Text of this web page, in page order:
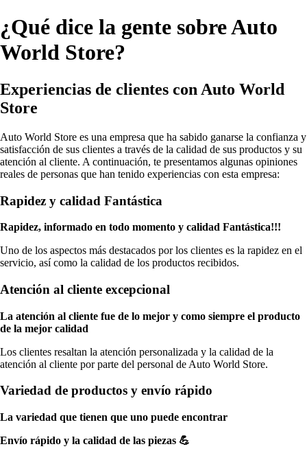
¿Qué dice la gente sobre Auto
World Store?
Experiencias de clientes con Auto World
Store
Auto World Store es una empresa que ha sabido ganarse la confianza y
satisfacción de sus clientes a través de la calidad de sus productos y su
atención al cliente. A continuación, te presentamos algunas opiniones
reales de personas que han tenido experiencias con esta empresa:
Rapidez y calidad Fantástica
Rapidez, informado en todo momento y calidad Fantástica!!!
Uno de los aspectos más destacados por los clientes es la rapidez en el
servicio, así como la calidad de los productos recibidos.
Atención al cliente excepcional
La atención al cliente fue de lo mejor y como siempre el producto
de la mejor calidad
Los clientes resaltan la atención personalizada y la calidad de la
atención al cliente por parte del personal de Auto World Store.
Variedad de productos y envío rápido
La variedad que tienen que uno puede encontrar
Envío rápido y la calidad de las piezas 💪